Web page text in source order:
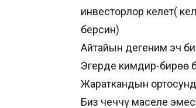
инвесторлор келет(
берсин)
Айтайын дегеним эч
Эгерде кимдир-бирөө
Жараткандын
Биз чеччү маселе